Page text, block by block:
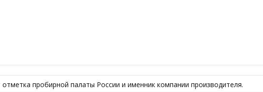
пробирной палаты России и именник компании производителя.